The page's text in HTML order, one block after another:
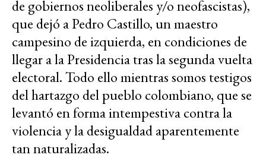
de gobiernos neoliberales y/o neofascistas),
que dejó a Pedro Castillo, un maestro
campesino de izquierda, en condiciones de
llegar a la Presidencia tras la segunda vuelta
electoral. Todo ello mientras somos testigos
del hartazgo del pueblo colombiano, que se
levantó en forma intempestiva contra la
violencia y la desigualdad aparentemente
tan naturalizadas.